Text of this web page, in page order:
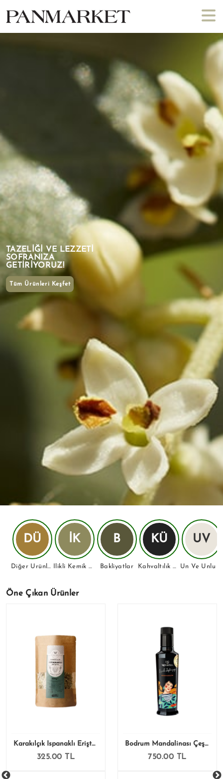
TAZELIĞI VE LEZZETI
SOFRANIZA
GETIRIYORUZ!
Tüm Ürünleri Keşfet
DÜ
Diğer Ürünler
İK
İlikli Kemik Suları Ve Fonksiyonel İçecekler
B
Bakliyatlar
KÜ
Kahvaltılık Ürünler
UV
Öne Çıkan Ürünler
Karakılçık Ispanaklı Erişte 500 Gr
325.00 TL
Bodrum Mandalinası Çeşnili Zeytinyağı 250 Ml
750.00 TL